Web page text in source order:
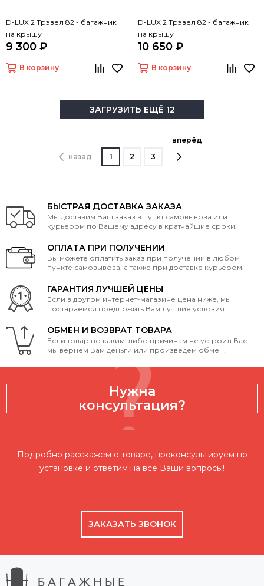
D-LUX 2 Трэвел 82 - багажник
на крышу
9 300 ₽
В корзину
D-LUX 2 Трэвел 82 - багажник
на крышу
10 650 ₽
В корзину
ЗАГРУЗИТЬ ЕЩЁ 12
назад 1 2 3
вперёд
БЫСТРАЯ ДОСТАВКА ЗАКАЗА
Мы доставим Ваш заказ в пункт самовывоза или
курьером по Вашему адресу в кратчайшие сроки.
ОПЛАТА ПРИ ПОЛУЧЕНИИ
Вы можете оплатить заказ при получении в любом
пункте самовывоза, а также при доставке курьером.
ГАРАНТИЯ ЛУЧШЕЙ ЦЕНЫ
Если в другом интернет-магазине цена ниже, мы
постараемся предложить Вам лучшие условия.
ОБМЕН И ВОЗВРАТ ТОВАРА
Если товар по каким-либо причинам не устроил Вас -
мы вернем Вам деньги или произведем обмен.
Нужна
консультация?
Подробно расскажем о товаре, проконсультируем по
установке и ответим на все Ваши вопросы!
ЗАКАЗАТЬ ЗВОНОК